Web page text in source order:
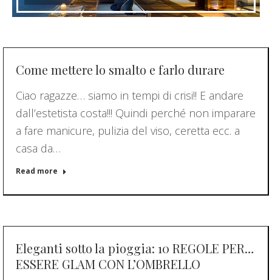
Come mettere lo smalto e farlo durare
Ciao ragazze… siamo in tempi di crisi!! E andare
dall’estetista costa!!! Quindi perché non imparare
a fare manicure, pulizia del viso, ceretta ecc. a
casa da…
Read more
Eleganti sotto la pioggia: 10 REGOLE PER…
ESSERE GLAM CON L’OMBRELLO